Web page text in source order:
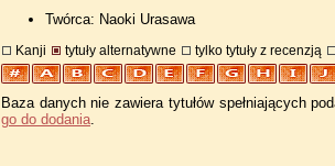
Twórca: Naoki Urasawa
Kanji tytuły alternatywne tylko tytuły z recenzją
Baza danych nie zawiera tytułów spełniających
go do dodania.